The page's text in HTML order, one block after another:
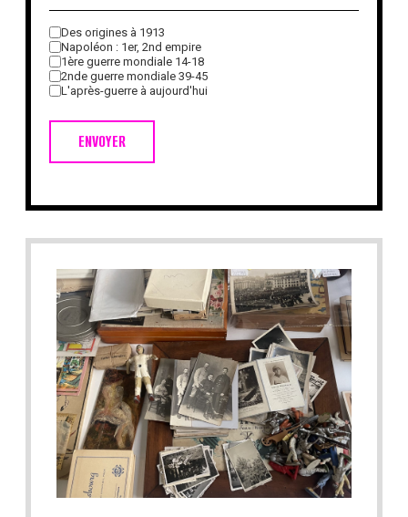
ENVOYER
Des origines à 1913
Napoléon : 1er, 2nd empire
1ère guerre mondiale 14-18
2nde guerre mondiale 39-45
L'après-guerre à aujourd'hui